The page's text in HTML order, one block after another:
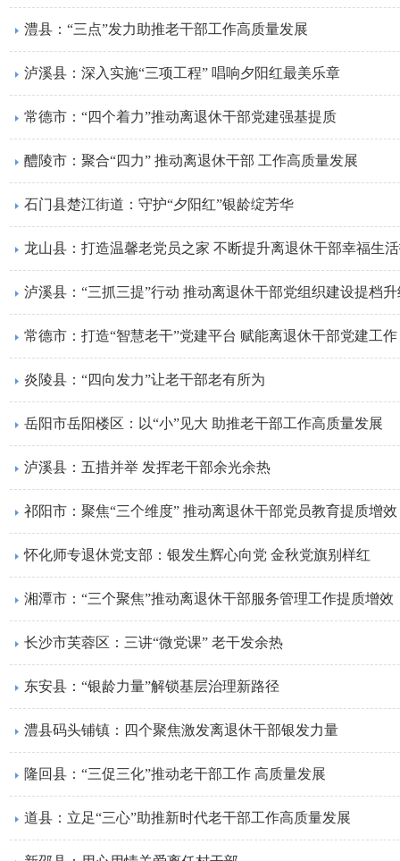
澧县：“三点”发力助推老干部工作高质量发展
泸溪县：深入实施“三项工程” 唱响夕阳红最美乐章
常德市：“四个着力”推动离退休干部党建强基提质
醴陵市：聚合“四力” 推动离退休干部 工作高质量发展
石门县楚江街道：守护“夕阳红”银龄绽芳华
龙山县：打造温馨老党员之家 不断提升离退休干部幸福生
泸溪县：“三抓三提”行动 推动离退休干部党组织建设提档升
常德市：打造“智慧老干”党建平台 赋能离退休干部党建工作
炎陵县：“四向发力”让老干部老有所为
岳阳市岳阳楼区：以“小”见大 助推老干部工作高质量发展
泸溪县：五措并举 发挥老干部余光余热
祁阳市：聚焦“三个维度” 推动离退休干部党员教育提质增效
怀化师专退休党支部：银发生辉心向党 金秋党旗别样红
湘潭市：“三个聚焦”推动离退休干部服务管理工作提质增效
长沙市芙蓉区：三讲“微党课” 老干发余热
东安县：“银龄力量”解锁基层治理新路径
澧县码头铺镇：四个聚焦激发离退休干部银发力量
隆回县：“三促三化”推动老干部工作 高质量发展
道县：立足“三心”助推新时代老干部工作高质量发展